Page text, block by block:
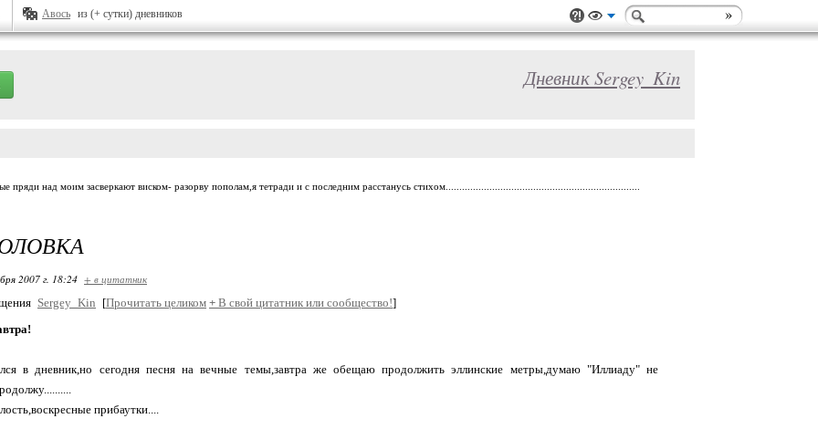
Авось из (+ сутки) дневников
Дневник Sergey_Kin
пряди над моим засверкают виском- разорву пополам,я тетради и с последним расстанусь стихом.......................................................................
2007 г. 18:24 + в цитатник
Sergey_Kin [Прочитать целиком + В свой цитатник или сообщество!]
в дневник,но сегодня песня на вечные темы,завтра же обещаю продолжить эллинские метры,думаю "Иллиаду" не
прибаутки....